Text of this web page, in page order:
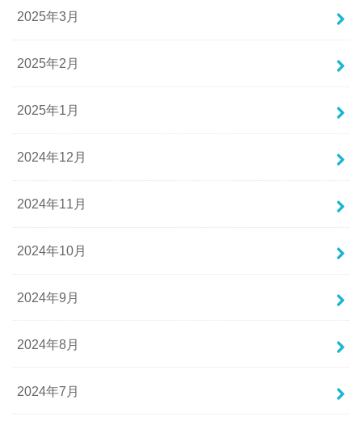
2025年3月
2025年2月
2025年1月
2024年12月
2024年11月
2024年10月
2024年9月
2024年8月
2024年7月